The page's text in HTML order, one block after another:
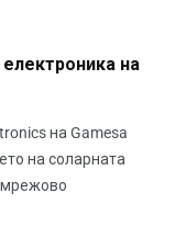
на
на Gamesa
на соларната
мрежово